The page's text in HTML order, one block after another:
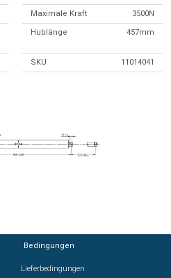
Maximale Kraft 3500N
Hublänge 457mm
SKU 11014041
Bedingungen
Lieferbedingungen
Bedingungen
Lieferbedingungen